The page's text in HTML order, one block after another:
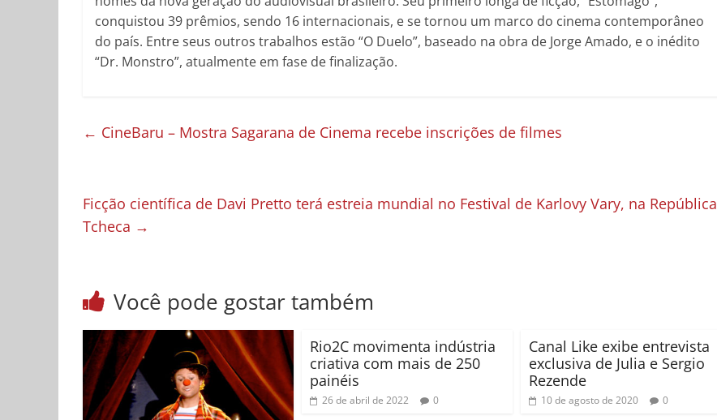
conquistou 39 prêmios, sendo 16 internacionais, e se tornou um marco do cinema contemporâneo
do país. Entre seus outros trabalhos estão “O Duelo”, baseado na obra de Jorge Amado, e o inédito
“Dr. Monstro”, atualmente em fase de finalização.
← CineBaru – Mostra Sagarana de Cinema recebe inscrições de filmes
Ficção científica de Davi Pretto terá estreia mundial no Festival de Karlovy Vary, na República
Tcheca →
Você pode gostar também
Rio2C movimenta indústria
criativa com mais de 250
painéis
26 de abril de 2022 0
Canal Like exibe entrevista
exclusiva de Julia e Sergio
Rezende
10 de agosto de 2020 0